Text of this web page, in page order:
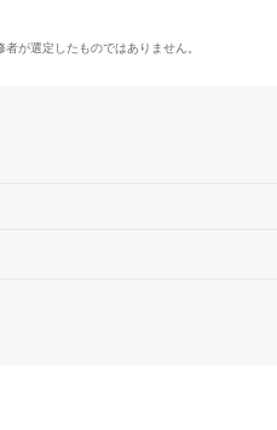
が選定したものではありません。